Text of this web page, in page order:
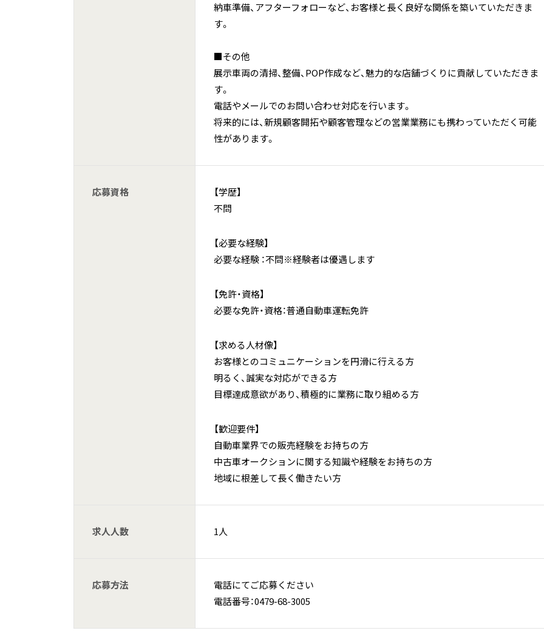
納車準備、アフターフォローなど、お客様と長く良好な関係を築いていただきま
す。
■その他
展示車両の清掃、整備、POP作成など、魅力的な店舗づくりに貢献していただきま
す。
電話やメールでのお問い合わせ対応を行います。
将来的には、新規顧客開拓や顧客管理などの営業業務にも携わっていただく可能
性があります。
応募資格
【学歴】
不問
【必要な経験】
必要な経験 ：不問※経験者は優遇します
【免許・資格】
必要な免許・資格：普通自動車運転免許
【求める人材像】
お客様とのコミュニケーションを円滑に行える方
明るく、誠実な対応ができる方
目標達成意欲があり、積極的に業務に取り組める方
【歓迎要件】
自動車業界での販売経験をお持ちの方
中古車オークションに関する知識や経験をお持ちの方
地域に根差して長く働きたい方
求人人数 1人
応募方法
電話にてご応募ください
電話番号：0479-68-3005